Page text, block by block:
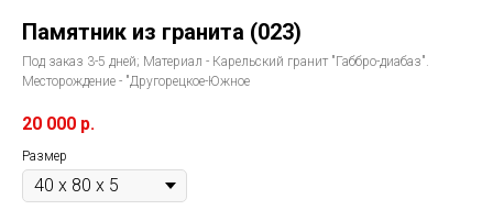
Памятник из гранита (023)
Под заказ 3-5 дней; Материал - Карельский гранит "Габбро-диабаз".
Месторождение - "Другорецкое-Южное
20 000 р.
Размер